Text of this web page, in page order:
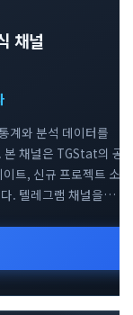
채널
계와 분석 데이터를
본 채널은 TGStat의 공
트, 신규 프로젝트 소
. 텔레그램 채널을
니다. 함께 운영되는 공
적 문의에 대해 빠르게